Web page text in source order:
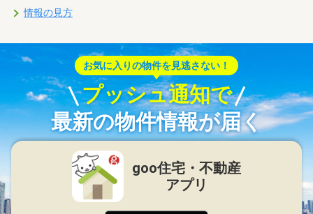
情報の見方
お気に入りの物件を見逃さない！
プッシュ通知で
最新の物件情報が届く
goo住宅・不動産
アプリ